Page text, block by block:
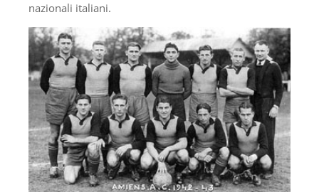
nazionali italiani.